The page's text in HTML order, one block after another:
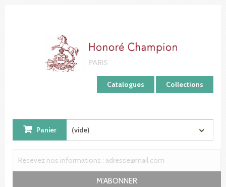
Catalogues Collections
Panier (vide)
M'ABONNER